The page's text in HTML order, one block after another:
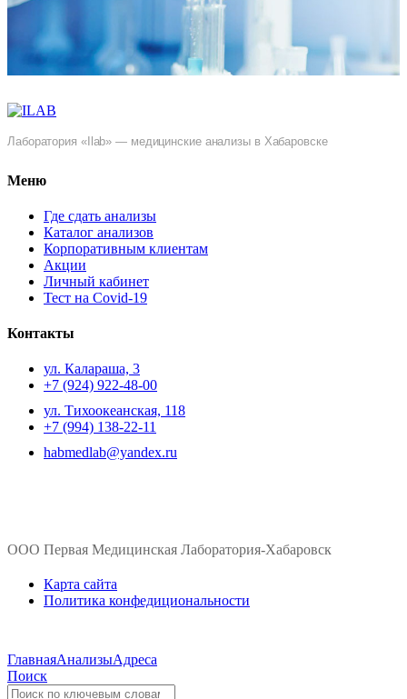
Лаборатория «Ilab» — медицинские анализы в Хабаровске
Меню
Где сдать анализы
Каталог анализов
Корпоративным клиентам
Акции
Личный кабинет
Тест на Covid-19
Контакты
ул. ​Калараша, 3
+7 (924) 922-48-00
ул. ​Тихоокеанская, 118
+7 (994) 138-22-11
habmedlab@yandex.ru
ООО Первая Медицинская Лаборатория-Хабаровск
Карта сайта
Политика конфедициональности
ГлавнаяАнализыАдреса
Поиск